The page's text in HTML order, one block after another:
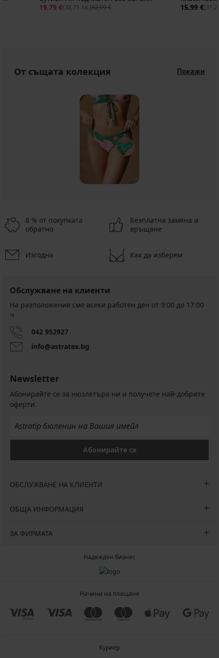
19,79 €(38,71 лв.)32,99 €
15,99 €
От същата колекция Покажи
8 % от покупката
обратно
Безплатна замяна и
връщане
Изгодна Как да изберем
Обслужване на клиенти
На разположение сме всеки работен ден от 9:00 до 17:00
ч
042 952927
info@astratex.bg
Newsletter
Абонирайте се за нюзлетъра ни и получете най-добрите
оферти.
Абонирайте се
ОБСЛУЖВАНЕ НА КЛИЕНТИ
ОБЩА ИНФОРМАЦИЯ
ЗА ФИРМАТА
Надежден бизнес
Начини на плащане
Куриер